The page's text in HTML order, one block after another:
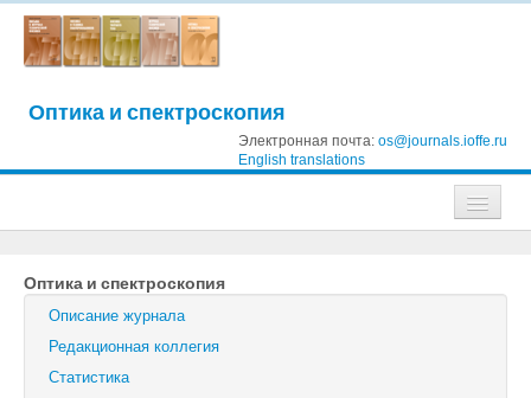
Оптика и спектроскопия
Электронная почта: os@journals.ioffe.ru
English translations
Журнал технической физики
Письма в Журнал технической физики
Физика твердого тела
Оптика и спектроскопия
Описание журнала
Редакционная коллегия
Статистика